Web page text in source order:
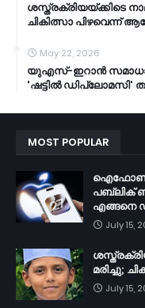
ശസ്ത്രക്രിയയ്ക്കിടെ
ചികിത്സാ പിഴവെന്ന്
May 22, 2026
യുഎസ്-ഇറാൻ സമാധാന
'ഷട്ടിൽ ഡിപ്ലോമസി'
MOST POPULAR
ഐഫോൺ
പബ്ലിക്
എങ്ങനെ
July 15,
മരിച്ചു;
July 15,